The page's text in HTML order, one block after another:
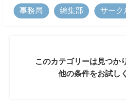
事務局 編集部 サーク
このカテゴリーは見つか
他の条件をお試し